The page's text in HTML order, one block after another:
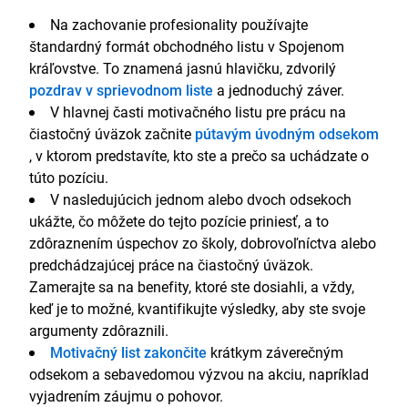
Na zachovanie profesionality používajte
štandardný formát obchodného listu v Spojenom
kráľovstve. To znamená jasnú hlavičku, zdvorilý
pozdrav v sprievodnom liste a jednoduchý záver.
V hlavnej časti motivačného listu pre prácu na
čiastočný úväzok začnite pútavým úvodným odsekom
, v ktorom predstavíte, kto ste a prečo sa uchádzate o
túto pozíciu.
V nasledujúcich jednom alebo dvoch odsekoch
ukážte, čo môžete do tejto pozície priniesť, a to
zdôraznením úspechov zo školy, dobrovoľníctva alebo
predchádzajúcej práce na čiastočný úväzok.
Zamerajte sa na benefity, ktoré ste dosiahli, a vždy,
keď je to možné, kvantifikujte výsledky, aby ste svoje
argumenty zdôraznili.
Motivačný list zakončite krátkym záverečným
odsekom a sebavedomou výzvou na akciu, napríklad
vyjadrením záujmu o pohovor.